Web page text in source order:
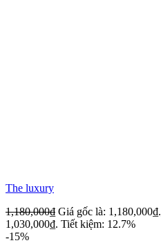
The luxury
1,180,000₫ Giá gốc là: 1,180,000₫.
1,030,000₫. Tiết kiệm: 12.7%
-15%